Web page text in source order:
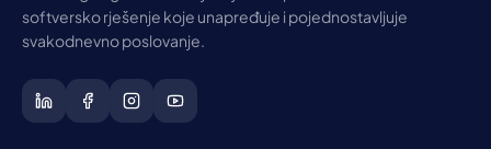
softversko rješenje koje unapređuje i pojednostavljuje
svakodnevno poslovanje.